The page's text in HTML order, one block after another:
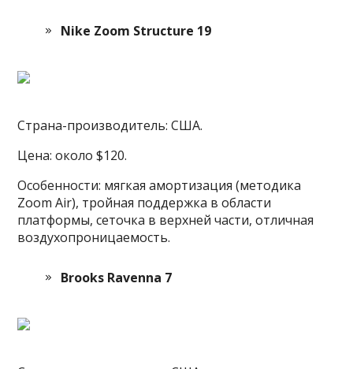
Nike Zoom Structure 19
Страна-производитель: США.
Цена: около $120.
Особенности: мягкая амортизация (методика
Zoom Air), тройная поддержка в области
платформы, сеточка в верхней части, отличная
воздухопроницаемость.
Brooks Ravenna 7